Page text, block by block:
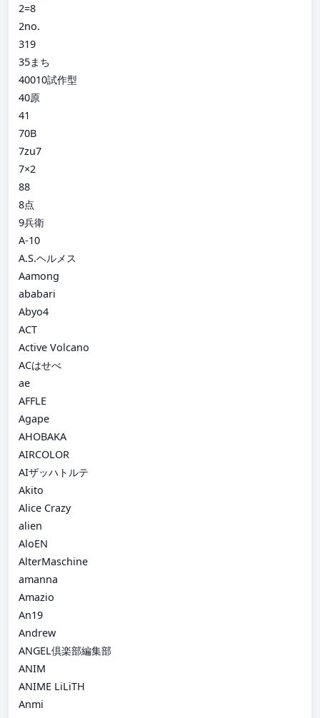
2=8
2no.
319
35まち
40010試作型
40原
41
70B
7zu7
7×2
88
8点
9兵衛
A-10
A.S.ヘルメス
Aamong
ababari
Abyo4
ACT
Active Volcano
ACはせべ
ae
AFFLE
Agape
AHOBAKA
AIRCOLOR
AIザッハトルテ
Akito
Alice Crazy
alien
AloEN
AlterMaschine
amanna
Amazio
An19
Andrew
ANGEL倶楽部編集部
ANIM
ANIME LiLiTH
Anmi